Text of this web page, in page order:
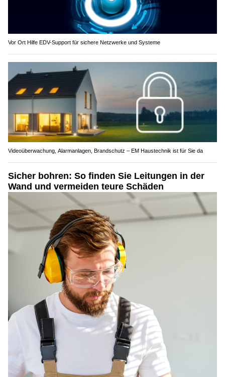
Vor Ort Hilfe EDV-Support für sichere Netzwerke und Systeme
Videoüberwachung, Alarmanlagen, Brandschutz – EM Haustechnik ist für Sie da
Sicher bohren: So finden Sie Leitungen in der
Wand und vermeiden teure Schäden